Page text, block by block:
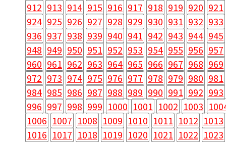
912 913 914 915 916 917 918 919 920 921
924 925 926 927 928 929 930 931 932 933
936 937 938 939 940 941 942 943 944 945
948 949 950 951 952 953 954 955 956 957
960 961 962 963 964 965 966 967 968 969
972 973 974 975 976 977 978 979 980 981
984 985 986 987 988 989 990 991 992 993
996 997 998 999 1000 1001 1002 1003
1006 1007 1008 1009 1010 1011 1012 1013
1016 1017 1018 1019 1020 1021 1022 1023